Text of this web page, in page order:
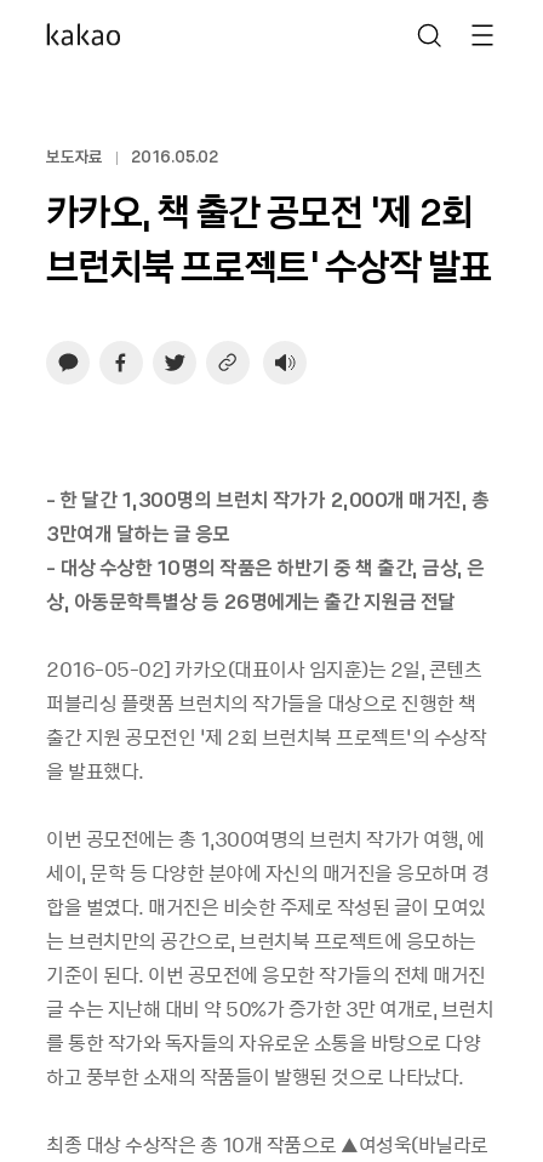
보도자료 2016.05.02
카카오, 책 출간 공모전 ‘제 2회
브런치북 프로젝트’ 수상작 발표
- 한 달간1,300명의 브런치 작가가 2,000개 매거진, 총
3만여개 달하는 글 응모
- 대상 수상한10명의 작품은 하반기 중 책 출간, 금상, 은
상, 아동문학특별상 등 26명에게는 출간 지원금 전달
2016-05-02] 카카오(대표이사 임지훈)는 2일,콘텐츠
퍼블리싱 플랫폼 브런치의 작가들을 대상으로 진행한 책
출간 지원 공모전인 ‘제 2회 브런치북 프로젝트’의 수상작
을 발표했다.
이번 공모전에는 총 1,300여명의 브런치 작가가 여행, 에
세이,문학 등 다양한 분야에 자신의 매거진을 응모하며 경
합을 벌였다. 매거진은 비슷한 주제로 작성된 글이 모여있
는 브런치만의 공간으로,브런치북 프로젝트에 응모하는
기준이 된다. 이번 공모전에 응모한 작가들의 전체 매거진
글 수는 지난해 대비 약50%가 증가한3만 여개로,브런치
를 통한 작가와 독자들의 자유로운 소통을 바탕으로 다양
하고 풍부한 소재의 작품들이 발행된 것으로 나타났다.
최종 대상 수상작은 총 10개 작품으로 ▲여성욱(바닐라로